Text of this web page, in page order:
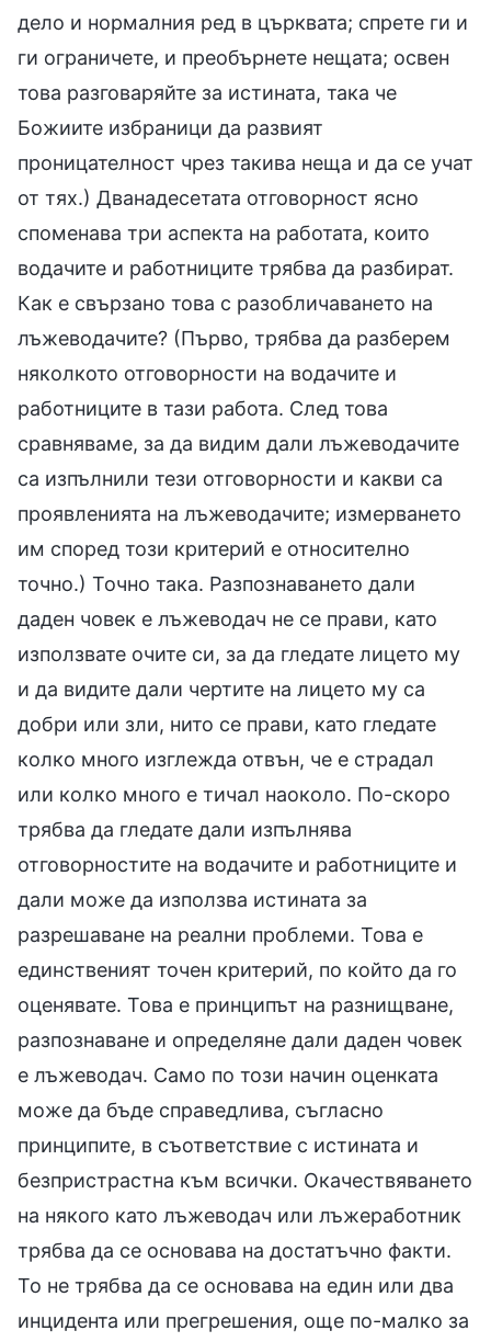
дело и нормалния ред в църквата; спрете ги и
ги ограничете, и преобърнете нещата; освен
това разговаряйте за истината, така че
Божиите избраници да развият
проницателност чрез такива неща и да се учат
от тях.) Дванадесетата отговорност ясно
споменава три аспекта на работата, които
водачите и работниците трябва да разбират.
Как е свързано това с разобличаването на
лъжеводачите? (Първо, трябва да разберем
няколкото отговорности на водачите и
работниците в тази работа. След това
сравняваме, за да видим дали лъжеводачите
са изпълнили тези отговорности и какви са
проявленията на лъжеводачите; измерването
им според този критерий е относително
точно.) Точно така. Разпознаването дали
даден човек е лъжеводач не се прави, като
използвате очите си, за да гледате лицето му
и да видите дали чертите на лицето му са
добри или зли, нито се прави, като гледате
колко много изглежда отвън, че е страдал
или колко много е тичал наоколо. По-скоро
трябва да гледате дали изпълнява
отговорностите на водачите и работниците и
дали може да използва истината за
разрешаване на реални проблеми. Това е
единственият точен критерий, по който да го
оценявате. Това е принципът на разнищване,
разпознаване и определяне дали даден човек
е лъжеводач. Само по този начин оценката
може да бъде справедлива, съгласно
принципите, в съответствие с истината и
безпристрастна към всички. Окачествяването
на някого като лъжеводач или лъжеработник
трябва да се основава на достатъчно факти.
То не трябва да се основава на един или два
инцидента или прегрешения, още по-малко за